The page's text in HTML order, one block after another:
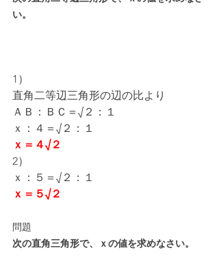
い。
1）
直角二等辺三角形の辺の比より
ＡＢ：ＢＣ＝√２：１
ｘ：４＝√２：１
ｘ＝４√２
2）
ｘ：５＝√２：１
ｘ＝５√２
問題
次の直角三角形で、ｘの値を求めなさい。